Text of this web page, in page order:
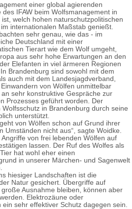
einer global agierenden
IFAW beim Wolfsmanagement in
welch hohen naturschutzpolitischen
internationalen Maßstab genießt.
sehr genau, wie das - im
Deutschland mit einer
Tierart wie dem Wolf umgeht,
aus sehr hohe Erwartungen an den
Elefanten in viel ärmeren Regionen
Brandenburg sind sowohl mit dem
auch mit dem Landesjagdverband,
von Wölfen unmittelbar
sehr konstruktive Gespräche zur
Prozesses geführt worden. Der
in Brandenburg durch seine
unterstützt.
von Wölfen schon auf Grund ihrer
Umständen nicht aus“, sagte Woidke.
von frei lebenden Wölfen auf
lassen. Der Ruf des Wolfes als
hat wohl eher einen
in unserer Märchen- und Sagenwelt
hiesiger Landschaften ist die
Natur gesichert. Übergriffe auf
Ausnahme bleiben, können aber
Elektrozäune oder
sehr effektiver Schutz dagegen sein.